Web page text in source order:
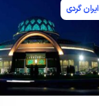
ایران گردی